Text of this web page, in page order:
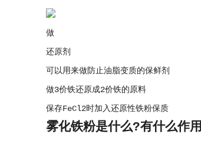
做
还原剂
可以用来做防止油脂变质的保鲜剂
做3价铁还原成2价铁的原料
保存FeCl2时加入还原性铁粉保质
雾化铁粉是什么?有什么作用